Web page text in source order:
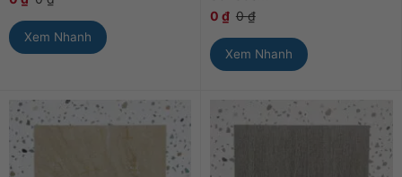
Xem Nhanh
0 ₫ 0₫
Xem Nhanh